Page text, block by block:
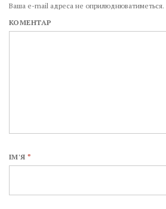
Ваша e-mail адреса не оприлюднюватиметься.
КОМЕНТАР
ІМ'Я*